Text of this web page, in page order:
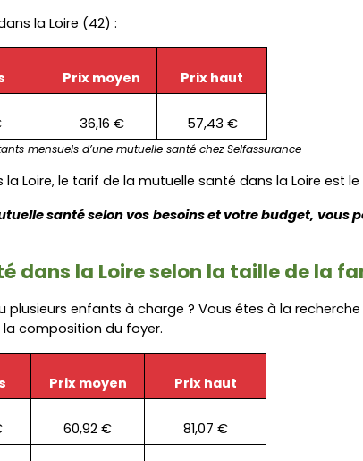
la Loire (42) :
Prix moyen Prix haut
36,16 € 57,43 €
mensuels d’une mutuelle santé chez Selfassurance
Loire, le tarif de la mutuelle santé dans la Loire est
santé selon vos besoins et votre budget, vous
dans la Loire selon la taille de la
plusieurs enfants à charge ? Vous êtes à la
composition du foyer.
Prix moyen Prix haut
60,92 € 81,07 €